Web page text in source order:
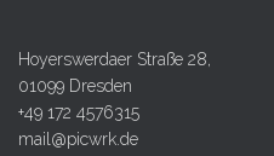
Hoyerswerdaer Straße 28,
01099 Dresden
+49 172 4576315
mail@picwrk.de